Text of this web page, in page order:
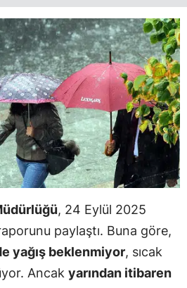
, 24 Eylül 2025
paylaştı. Buna göre,
yağış beklenmiyor, sıcak
Ancak yarından itibaren